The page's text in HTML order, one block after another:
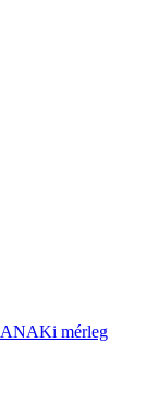
mérleg